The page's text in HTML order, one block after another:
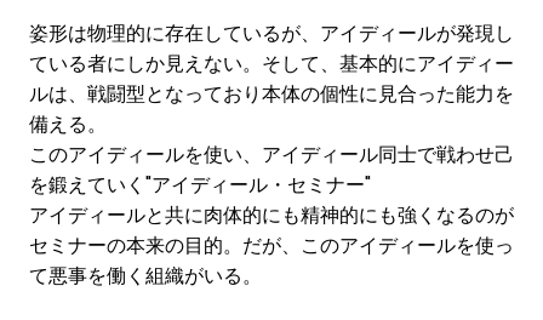
姿形は物理的に存在しているが、アイディールが発現し
ている者にしか見えない。そして、基本的にアイディー
ルは、戦闘型となっており本体の個性に見合った能力を
備える。
このアイディールを使い、アイディール同士で戦わせ己
を鍛えていく"アイディール・セミナー"
アイディールと共に肉体的にも精神的にも強くなるのが
セミナーの本来の目的。だが、このアイディールを使っ
て悪事を働く組織がいる。